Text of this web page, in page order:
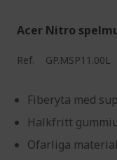
Acer Nitro
Ref. GP.MSP11.00L
Fiberyta med
Halkfritt
Ofarliga material